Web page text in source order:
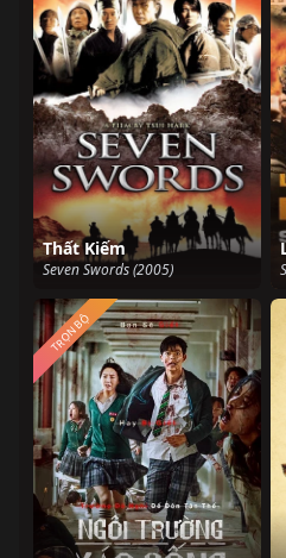
Thất Kiếm
Seven Swords (2005)
TRỌN BỘ